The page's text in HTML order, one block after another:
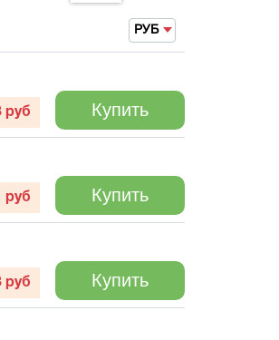
РУБ
руб Купить
руб Купить
руб Купить